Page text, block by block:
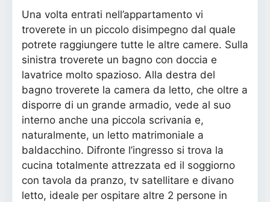
Una volta entrati nell’appartamento vi
troverete in un piccolo disimpegno dal quale
potrete raggiungere tutte le altre camere. Sulla
sinistra troverete un bagno con doccia e
lavatrice molto spazioso. Alla destra del
bagno troverete la camera da letto, che oltre a
disporre di un grande armadio, vede al suo
interno anche una piccola scrivania e,
naturalmente, un letto matrimoniale a
baldacchino. Difronte l’ingresso si trova la
cucina totalmente attrezzata ed il soggiorno
con tavola da pranzo, tv satellitare e divano
letto, ideale per ospitare altre 2 persone in